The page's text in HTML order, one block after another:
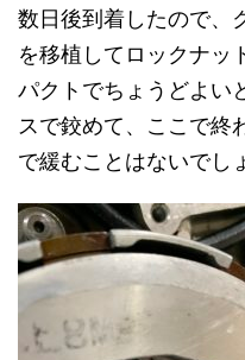
数日後到着したので、
を移植してロックナッ
パクトでちょうどよい
スで鉸めて、ここで終
で緩むことはないでし